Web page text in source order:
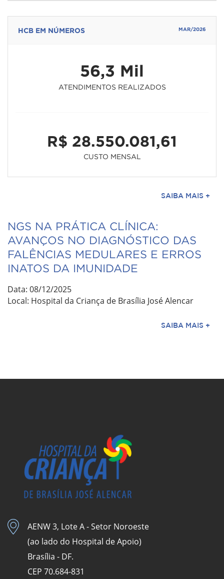
HCB EM NÚMEROS MAR/2026
56,3 Mil
ATENDIMENTOS REALIZADOS
R$ 28.550.081,61
CUSTO MENSAL
SAIBA MAIS +
NGS NA PRÁTICA CLÍNICA:
AVANÇOS NO DIAGNÓSTICO DAS
FALÊNCIAS MEDULARES E ERROS
INATOS DA IMUNIDADE
Data: 08/12/2025
Local: Hospital da Criança de Brasília José Alencar
SAIBA MAIS +
AENW 3, Lote A - Setor Noroeste
(ao lado do Hospital de Apoio)
Brasília - DF.
CEP 70.684-831